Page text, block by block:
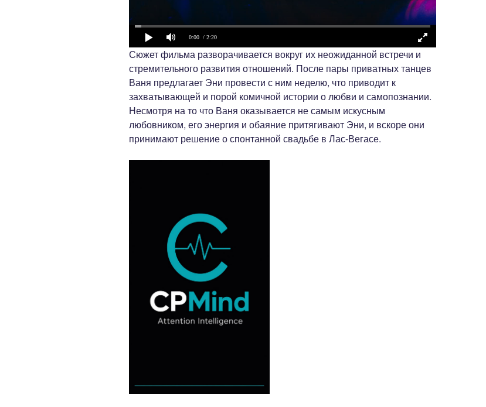
0:00 / 2:20
Сюжет фильма разворачивается вокруг их неожиданной встречи и
стремительного развития отношений. После пары приватных танцев
Ваня предлагает Эни провести с ним неделю, что приводит к
захватывающей и порой комичной истории о любви и самопознании.
Несмотря на то что Ваня оказывается не самым искусным
любовником, его энергия и обаяние притягивают Эни, и вскоре они
принимают решение о спонтанной свадьбе в Лас-Вегасе.